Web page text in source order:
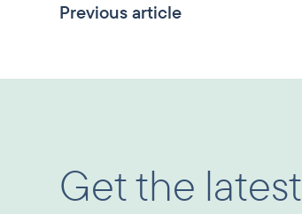
Previous article
Get the latest